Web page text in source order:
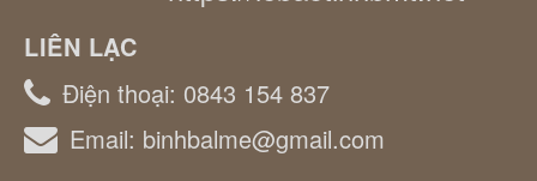
LIÊN LẠC
Điện thoại: 0843 154 837
Email: binhbalme@gmail.com